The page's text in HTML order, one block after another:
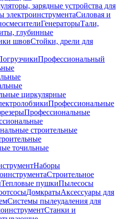
зарядные устройства для
электроинструментаСиловая и
ГенераторыТали,
глубинные
швовСтойки, дрели для
Профессиональный
циркулярные
Профессиональные
Профессиональные
строительные
точильные
Наборы
Строительное
Тепловые пушкиПылесосы
ДомкратыАксессуары для
Системы пылеудаления для
Станки и